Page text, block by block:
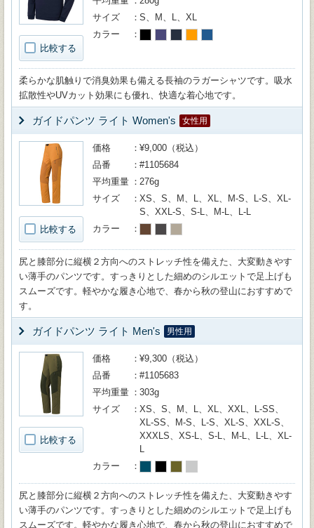
比較する
サイズ
S、M、L、XL
カラー
柔らかな肌触りで消臭効果も備える長袖のラガーシャツです。吸水
拡散性やUVカット効果にも優れ、快適な着心地です。
ガイドパンツ ライト Women's 女性用
比較する
価格
¥9,000（税込）
品番
#1105684
平均重量
276g
サイズ
XS、S、M、L、XL、M-S、L-S、XL-
S、XXL-S、S-L、M-L、L-L
カラー
尻と膝部分に縦横２方向へのストレッチ性を備えた、大変動きやす
い薄手のパンツです。すっきりとした細めのシルエットで足上げも
スムーズです。軽やかな履き心地で、春から秋の登山におすすめで
す。
ガイドパンツ ライト Men's 男性用
比較する
価格
¥9,300（税込）
品番
#1105683
平均重量
303g
サイズ
XS、S、M、L、XL、XXL、L-SS、
XL-SS、M-S、L-S、XL-S、XXL-S、
XXXLS、XS-L、S-L、M-L、L-L、XL-
L
カラー
尻と膝部分に縦横２方向へのストレッチ性を備えた、大変動きやす
い薄手のパンツです。すっきりとした細めのシルエットで足上げも
スムーズです。軽やかな履き心地で、春から秋の登山におすすめで